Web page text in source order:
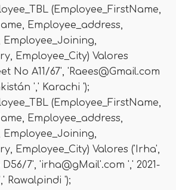
(Employee_FirstName,
Employee_address,
Employee_Joining,
Employee_City) Valores
No A11/67', 'Raees@Gmail.com
',' Karachi ');
(Employee_FirstName,
Employee_address,
Employee_Joining,
Employee_City) Valores ('Irha',
7', 'irha@gMail'.com ',' 2021-
Rawalpindi ');